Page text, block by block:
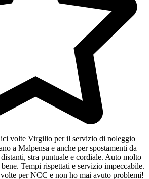
volte Virgilio per il servizio di noleggio
a Malpensa e anche per spostamenti da
stra puntuale e cordiale. Auto molto
Tempi rispettati e servizio impeccabile.
per NCC e non ho mai avuto problemi!